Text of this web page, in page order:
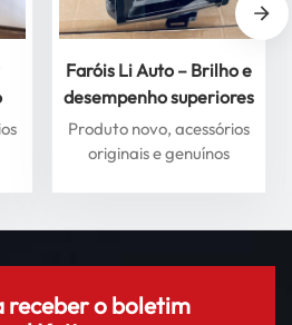
Faróis Li Auto – Brilho e
desempenho superiores
para máxima segurança
Produto novo, acessórios
originais e genuínos
receber o boletim